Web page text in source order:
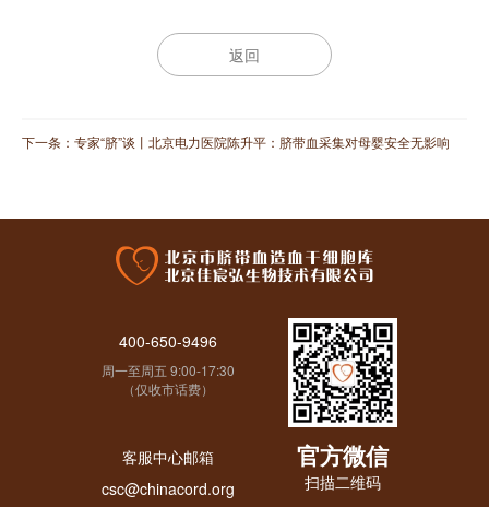
返回
下一条： 专家“脐”谈丨北京电力医院陈升平：脐带血采集对母婴安全无影响
官方微信
扫描二维码
400-650-9496
周一至周五 9:00-17:30
（仅收市话费）
客服中心邮箱
csc@chinacord.org